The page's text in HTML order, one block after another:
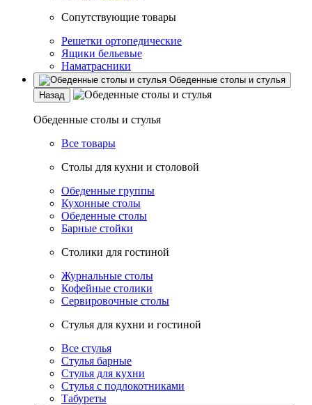
Сопутствующие товары
Решетки ортопедические
Ящики бельевые
Наматрасники
Обеденные столы и стулья
Назад
Обеденные столы и стулья
Все товары
Столы для кухни и столовой
Обеденные группы
Кухонные столы
Обеденные столы
Барные стойки
Столики для гостиной
Журнальные столы
Кофейные столики
Сервировочные столы
Стулья для кухни и гостиной
Все стулья
Стулья барные
Стулья для кухни
Стулья с подлокотниками
Табуреты